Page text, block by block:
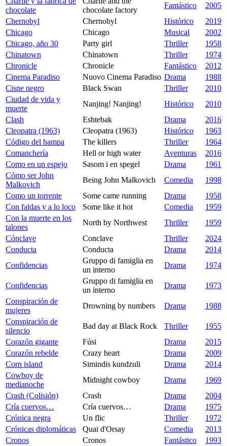
chocolate
chocolate factory
Fantástico
2005
Chernobyl
Chernobyl Histórico
2019
Chicago
Chicago Musical
2002
Chicago, año 30
Party girl Thriller
1958
Chinatown
Chinatown Thriller
1974
Chronicle
Chronicle Fantástico
2012
Cinema Paradiso
Nuovo Cinema Paradiso Drama
1988
Cisne negro
Black Swan Thriller
2010
Ciudad de vida y
muerte
Nanjing! Nanjing! Histórico
2010
Clash
Eshtebak Drama
2016
Cleopatra (1963)
Cleopatra (1963) Histórico
1963
Código del hampa
The killers Thriller
1964
Comanchería
Hell or high water Aventuras
2016
Como en un espejo
Sasom i en spegel Drama
1961
Cómo ser John
Malkovich
Being John Malkovich Comedia
1998
Como un torrente
Some came running Drama
1958
Con faldas y a lo loco
Some like it hot Comedia
1959
Con la muerte en los
talones
North by Northwest Thriller
1959
Cónclave
Conclave Thriller
2024
Conducta
Conducta Drama
2014
Confidencias
Gruppo di famiglia en
un interno
Drama 1974
Confidencias
Gruppo di famiglia en
un interno
Drama
1973
Conspiración de
mujeres
Drowning by numbers Drama
1988
Conspiración de
silencio
Bad day at Black Rock Thriller
1955
Corazón gigante
Fúsi Drama
2015
Corazón rebelde
Crazy heart Drama
2009
Corn island
Simindis kundzuli Drama
2014
Cowboy de
medianoche
Midnight cowboy Drama
1969
Crash (Colisión)
Crash Drama
2004
Cría cuervos…
Cría cuervos… Drama
1975
Crónica negra
Un flic Thriller
1972
Crónicas diplomáticas
Quai d'Orsay Comedia
2013
Cronos
Cronos Fantástico
1993